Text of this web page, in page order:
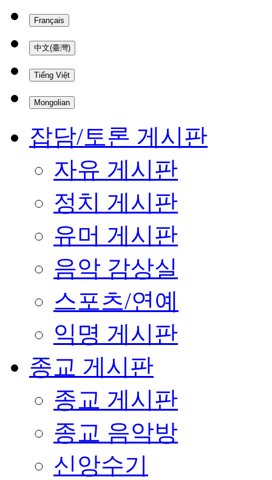
Français
中文(臺灣)
Tiếng Việt
Mongolian
잡담/토론 게시판
자유 게시판
정치 게시판
유머 게시판
음악 감상실
스포츠/연예
익명 게시판
종교 게시판
종교 게시판
종교 음악방
신앙수기